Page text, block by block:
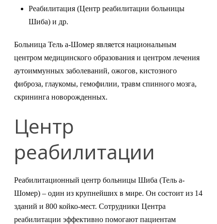
Реабилитация (Центр реабилитации больницы
Шиба) и др.
Больница Тель а-Шомер является национальным
центром медицинского образования и центром лечения
аутоиммунных заболеваний, ожогов, кистозного
фиброза, глаукомы, гемофилии, травм спинного мозга,
скрининга новорожденных.
Центр
реабилитации
Реабилитационный центр больницы Шиба (Тель а-
Шомер) – один из крупнейших в мире. Он состоит из 14
зданий и 800 койко-мест. Сотрудники Центра
реабилитации эффективно помогают пациентам